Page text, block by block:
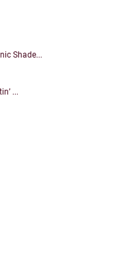
Shade...
...